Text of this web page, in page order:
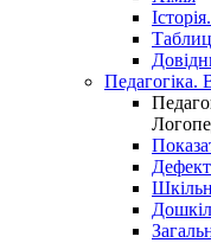
Педагогіка.